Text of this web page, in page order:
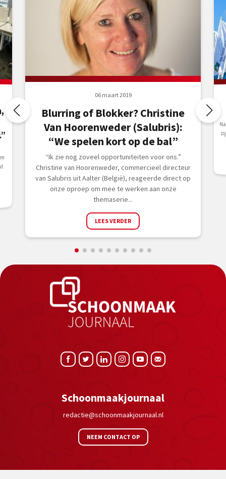
06 maart 2019
Blurring of Blokker? Christine
Van Hoorenweder (Salubris):
“We spelen kort op de bal”
“Ik zie nog zoveel opportuniteiten voor ons.”
Christine van Hoorenweder, commercieel directeur
van Salubris uit Aalter (België), reageerde direct op
onze oproep om mee te werken aan onze
themaserie...
LEES VERDER
Schoonmaakjournaal
redactie@schoonmaakjournaal.nl
NEEM CONTACT OP